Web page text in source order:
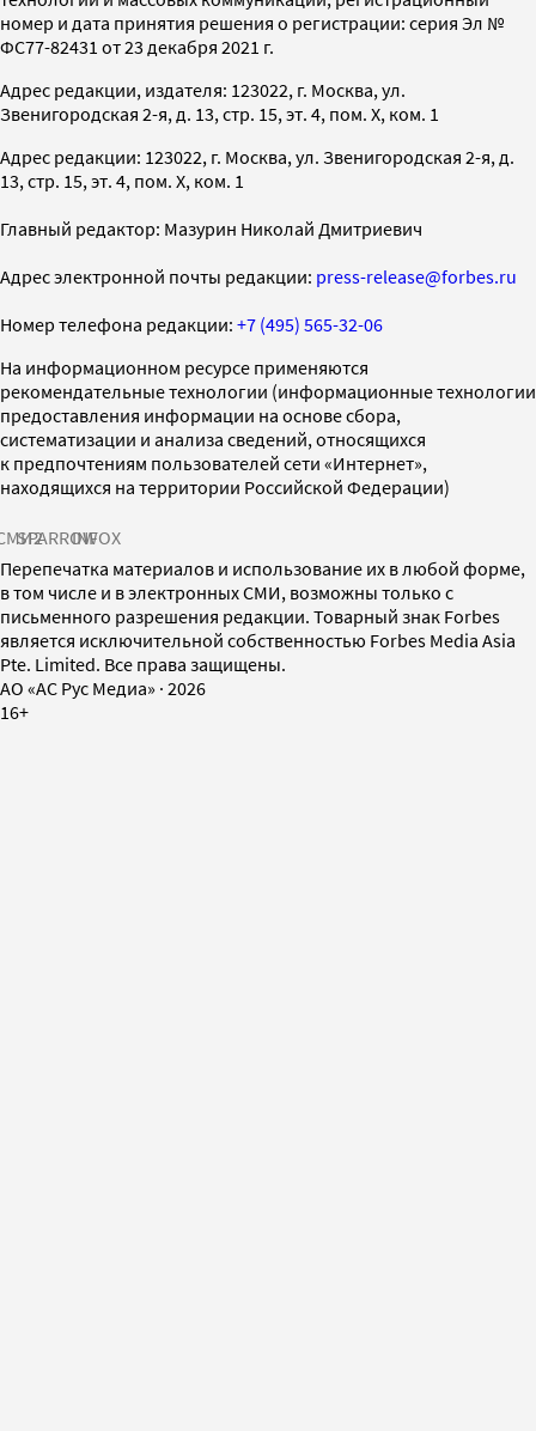
номер и дата принятия решения о регистрации: серия Эл №
ФС77-82431 от 23 декабря 2021 г.
Адрес редакции, издателя: 123022, г. Москва, ул.
Звенигородская 2-я, д. 13, стр. 15, эт. 4, пом. X, ком. 1
Адрес редакции: 123022, г. Москва, ул. Звенигородская 2-я, д.
13, стр. 15, эт. 4, пом. X, ком. 1
Главный редактор: Мазурин Николай Дмитриевич
Адрес электронной почты редакции: press-release@forbes.ru
Номер телефона редакции: +7 (495) 565-32-06
На информационном ресурсе применяются
рекомендательные технологии (информационные технологии
предоставления информации на основе сбора,
систематизации и анализа сведений, относящихся
к предпочтениям пользователей сети «Интернет»,
находящихся на территории Российской Федерации)
SPARROWINFOX
Перепечатка материалов и использование их в любой форме,
в том числе и в электронных СМИ, возможны только с
письменного разрешения редакции. Товарный знак Forbes
является исключительной собственностью Forbes Media Asia
Pte. Limited. Все права защищены.
AO «АС Рус Медиа» · 2026
16+